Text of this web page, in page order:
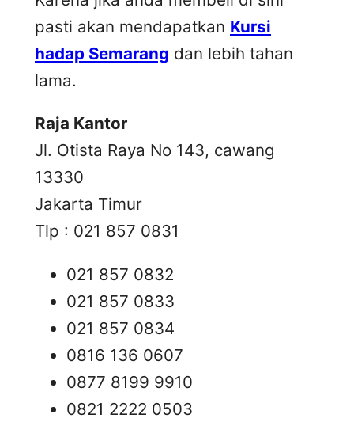
pasti akan mendapatkan Kursi
hadap Semarang dan lebih tahan
lama.
Raja Kantor
Jl. Otista Raya No 143, cawang
13330
Jakarta Timur
Tlp : 021 857 0831
021 857 0832
021 857 0833
021 857 0834
0816 136 0607
0877 8199 9910
0821 2222 0503